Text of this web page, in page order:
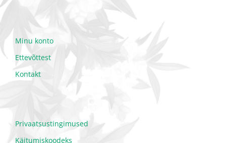
Minu konto
Ettevõttest
Kontakt
Privaatsustingimused
Käitumiskoodeks